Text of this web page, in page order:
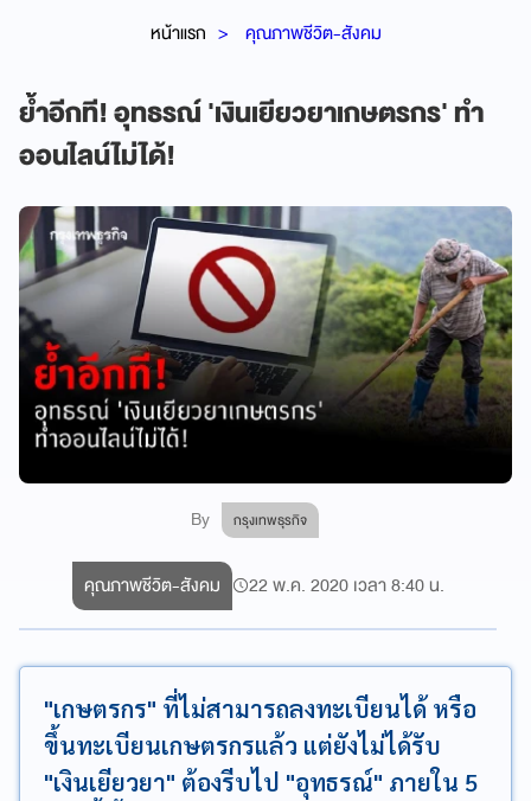
หน้าแรก คุณภาพชีวิต-สังคม
ย้ำอีกที! อุทธรณ์ 'เงินเยียวยาเกษตรกร' ทำ
ออนไลน์ไม่ได้!
By กรุงเทพธุรกิจ
คุณภาพชีวิต-สังคม 22 พ.ค. 2020 เวลา 8:40 น.
"เกษตรกร" ที่ไม่สามารถลงทะเบียนได้ หรือ
ขึ้นทะเบียนเกษตรกรแล้ว แต่ยังไม่ได้รับ
"เงินเยียวยา" ต้องรีบไป "อุทธรณ์" ภายใน 5